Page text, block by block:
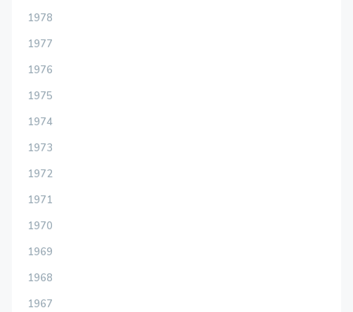
1978
1977
1976
1975
1974
1973
1972
1971
1970
1969
1968
1967